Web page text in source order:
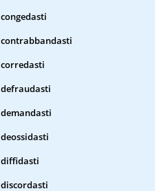
congedasti
contrabbandasti
corredasti
defraudasti
demandasti
deossidasti
diffidasti
discordasti